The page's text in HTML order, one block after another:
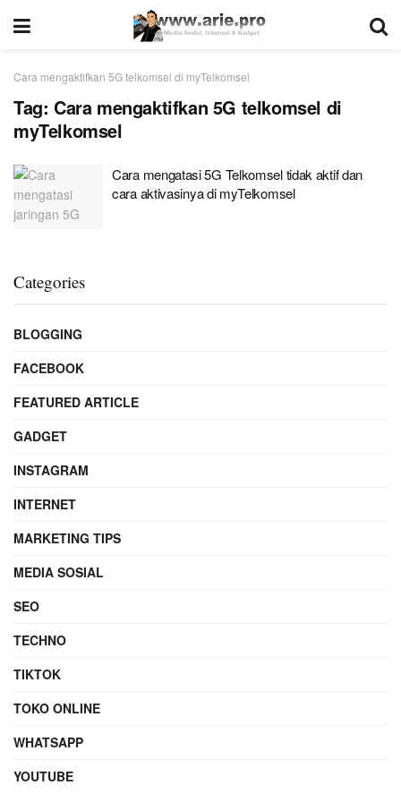
Cara mengaktifkan 5G telkomsel di myTelkomsel
Tag: Cara mengaktifkan 5G telkomsel di
myTelkomsel
Cara mengatasi 5G Telkomsel tidak aktif dan
cara aktivasinya di myTelkomsel
Categories
BLOGGING
FACEBOOK
FEATURED ARTICLE
GADGET
INSTAGRAM
INTERNET
MARKETING TIPS
MEDIA SOSIAL
SEO
TECHNO
TIKTOK
TOKO ONLINE
WHATSAPP
YOUTUBE